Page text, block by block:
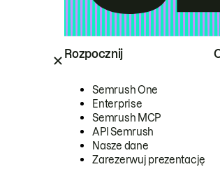
Rozpocznij
Semrush One
Enterprise
Semrush MCP
API Semrush
Nasze dane
Zarezerwuj prezentację